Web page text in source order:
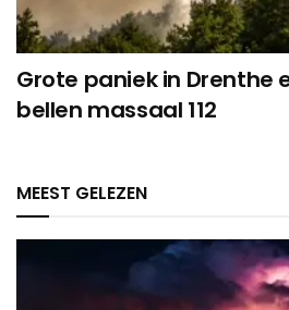
Grote paniek in Drenthe
bellen massaal 112
MEEST GELEZEN